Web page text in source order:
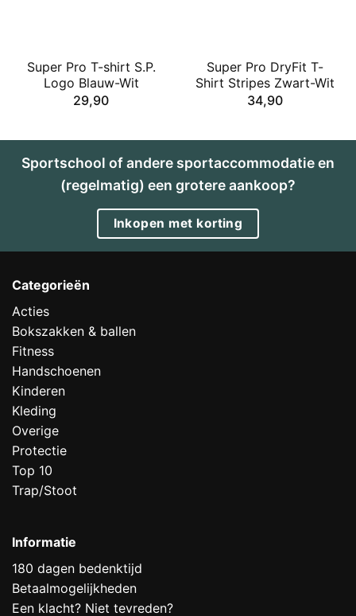
Super Pro T-shirt S.P.
Logo Blauw-Wit
29,90
Super Pro DryFit T-
Shirt Stripes Zwart-Wit
34,90
Sportschool of andere sportaccommodatie en
(regelmatig) een grotere aankoop?
Inkopen met korting
Categorieën
Acties
Bokszakken & ballen
Fitness
Handschoenen
Kinderen
Kleding
Overige
Protectie
Top 10
Trap/Stoot
Informatie
180 dagen bedenktijd
Betaalmogelijkheden
Een klacht? Niet tevreden?